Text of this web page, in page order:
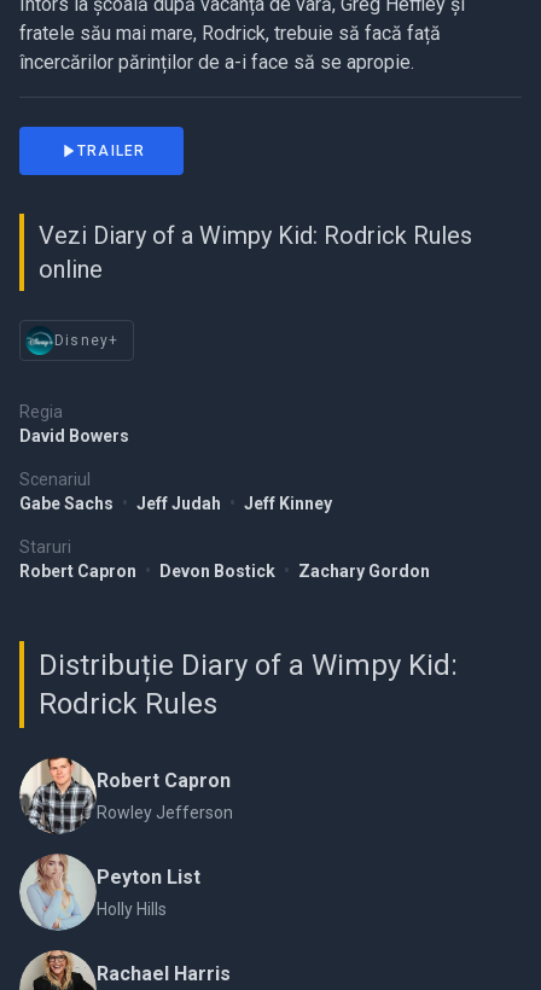
Întors la școală după vacanța de vară, Greg Heffley și
fratele său mai mare, Rodrick, trebuie să facă față
încercărilor părinților de a-i face să se apropie.
Regia
David Bowers
Scenariul
Gabe Sachs • Jeff Judah • Jeff Kinney
Staruri
Robert Capron • Devon Bostick • Zachary Gordon
TRAILER
Vezi Diary of a Wimpy Kid: Rodrick Rules
online
Disney+
Distribuție Diary of a Wimpy Kid:
Rodrick Rules
Robert Capron
Rowley Jefferson
Peyton List
Holly Hills
Rachael Harris